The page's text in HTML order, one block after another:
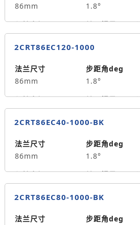
重量kg
2.5
86mm
1.8°
保持力矩N.m
8.5
转子惯量g.cm²
2800
14
单出轴
重量kg
4.0
2CRT86EC120-1000
法兰尺寸
86mm
步距角deg
1.8°
保持力矩N.m
12
转子惯量g.cm²
4000
14
单出轴
重量kg
5.5
2CRT86EC40-1000-BK
法兰尺寸
86mm
步距角deg
1.8°
保持力矩N.m
4.5
转子惯量g.cm²
1400
14
单出轴
2CRT86EC80-1000-BK
法兰尺寸
步距角deg